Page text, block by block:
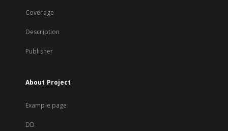
Coverage
Description
Publisher
About Project
Example page
DD